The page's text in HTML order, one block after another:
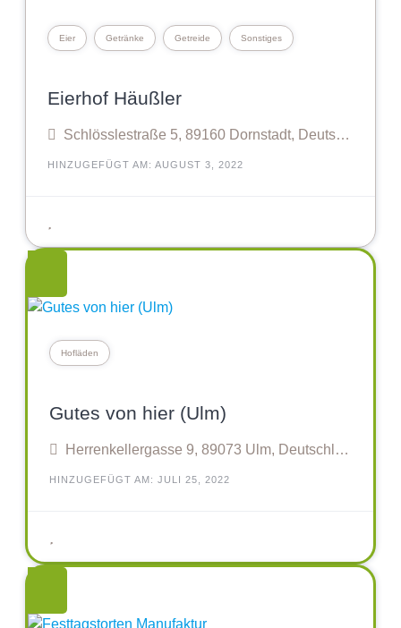
Eier Getränke Getreide Sonstiges
Eierhof Häußler
Schlösslestraße 5, 89160 Dornstadt, Deutschland
HINZUGEFÜGT AM: AUGUST 3, 2022
Hofläden
Gutes von hier (Ulm)
Herrenkellergasse 9, 89073 Ulm, Deutschland
HINZUGEFÜGT AM: JULI 25, 2022